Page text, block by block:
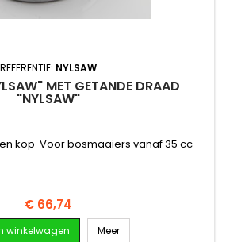
REFERENTIE: NYLSAW
MET GETANDE DRAAD
"NYLSAW"
kop Voor bosmaaiers vanaf 35 cc
Prijs
€ 66,74
winkelwagen Meer